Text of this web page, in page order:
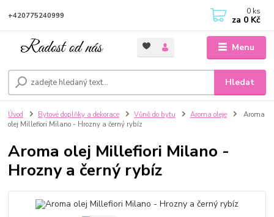
Menu
Hledat
+420775240999 0 ks
za 0 Kč
Úvod Bytové doplňky a dekorace Vůně do bytu Aroma oleje
Aroma
olej Millefiori Milano - Hrozny a černý rybíz
Aroma olej Millefiori Milano -
Hrozny a černý rybíz